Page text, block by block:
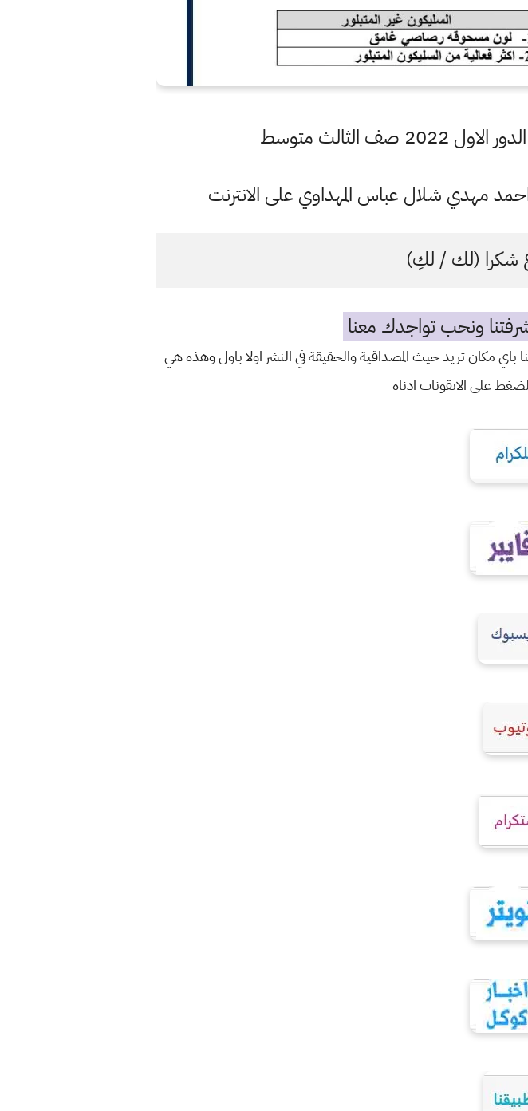
الثالث متوسط
احمد مهدي شلال عباس المهداوي على الانترنت
شكرا (لك / لكِ)
ونحب تواجدك معنا
باي مكان تريد حيث المصداقية والحقيقة في النشر اولا باول وهذه هي
على الايقونات ادناه